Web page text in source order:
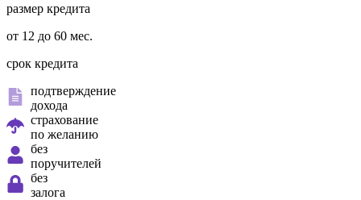
размер кредита
от 12 до 60 мес.
срок кредита
подтверждение
дохода
страхование
по желанию
без
поручителей
без
залога